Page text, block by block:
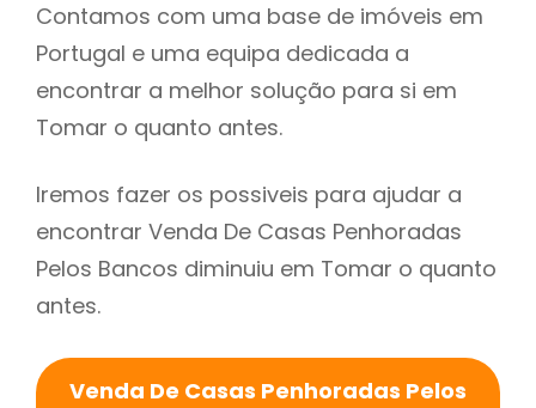
Contamos com uma base de imóveis em
Portugal e uma equipa dedicada a
encontrar a melhor solução para si em
Tomar o quanto antes.
Iremos fazer os possiveis para ajudar a
encontrar Venda De Casas Penhoradas
Pelos Bancos diminuiu em Tomar o quanto
antes.
Venda De Casas Penhoradas Pelos